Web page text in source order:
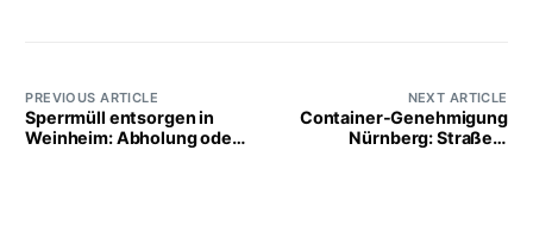
PREVIOUS ARTICLE
Sperrmüll entsorgen in
Weinheim: Abholung oder
NEXT ARTICLE
Container-Genehmigung
Nürnberg: Straße &